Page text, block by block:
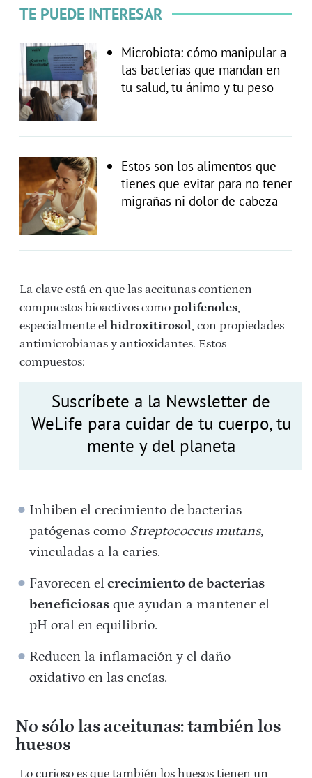
TE PUEDE INTERESAR
Microbiota: cómo manipular a
las bacterias que mandan en
tu salud, tu ánimo y tu peso
Estos son los alimentos que
tienes que evitar para no tener
migrañas ni dolor de cabeza
La clave está en que las aceitunas contienen
compuestos bioactivos como polifenoles,
especialmente el hidroxitirosol, con propiedades
antimicrobianas y antioxidantes. Estos
compuestos:
Suscríbete a la Newsletter de
WeLife para cuidar de tu cuerpo, tu
mente y del planeta
Inhiben el crecimiento de bacterias
patógenas como Streptococcus mutans,
vinculadas a la caries.
Favorecen el crecimiento de bacterias
beneficiosas que ayudan a mantener el
pH oral en equilibrio.
Reducen la inflamación y el daño
oxidativo en las encías.
No sólo las aceitunas: también los
huesos
Lo curioso es que también los huesos tienen un